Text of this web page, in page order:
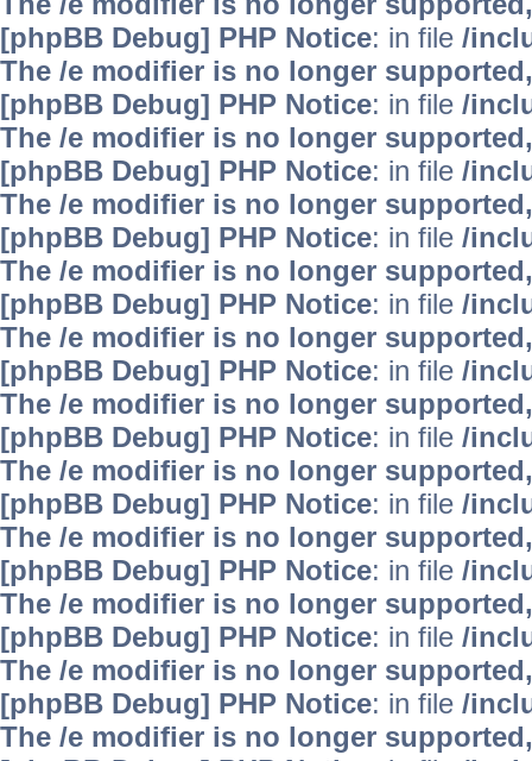
[phpBB Debug] PHP Notice: in file /
The /e modifier is no longer
[phpBB Debug] PHP Notice: in file /
The /e modifier is no longer
[phpBB Debug] PHP Notice: in file /
The /e modifier is no longer
[phpBB Debug] PHP Notice: in file /
The /e modifier is no longer
[phpBB Debug] PHP Notice: in file /
The /e modifier is no longer
[phpBB Debug] PHP Notice: in file /
The /e modifier is no longer
[phpBB Debug] PHP Notice: in file /
The /e modifier is no longer
[phpBB Debug] PHP Notice: in file /
The /e modifier is no longer
[phpBB Debug] PHP Notice: in file /
The /e modifier is no longer
[phpBB Debug] PHP Notice: in file /
The /e modifier is no longer
[phpBB Debug] PHP Notice: in file /
The /e modifier is no longer